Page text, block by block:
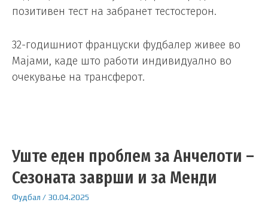
позитивен тест на забранет тестостерон.
32-годишниот француски фудбалер живее во
Мајами, каде што работи индивидуално во
очекување на трансферот.
Уште еден проблем за Анчелоти –
Сезоната заврши и за Менди
Фудбал / 30.04.2025